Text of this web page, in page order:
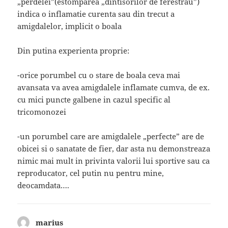
indica o inflamatie curenta sau din trecut a
amigdalelor, implicit o boala
Din putina experienta proprie:
-orice porumbel cu o stare de boala ceva mai
avansata va avea amigdalele inflamate cumva, de ex.
cu mici puncte galbene in cazul specific al
tricomonozei
-un porumbel care are amigdalele „perfecte” are de
obicei si o sanatate de fier, dar asta nu demonstreaza
nimic mai mult in privinta valorii lui sportive sau ca
reproducator, cel putin nu pentru mine,
deocamdata….
marius